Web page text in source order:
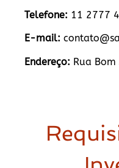
Telefone: 11 2777
E-mail:
Endereço: Rua Bom